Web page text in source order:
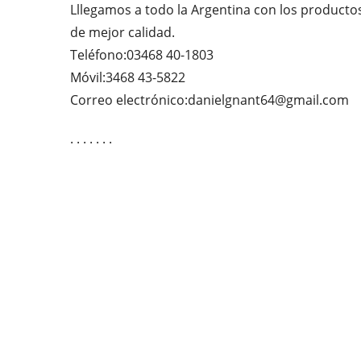
Lllegamos a todo la Argentina con los
de mejor calidad.
Teléfono:03468 40-1803
Móvil:3468 43-5822
Correo electrónico:danielgnant64@gmail.com
. . . . . . .